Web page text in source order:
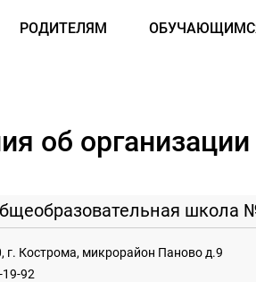
РОДИТЕЛЯМ
об организации
школа
г. Кострома, микрорайон Паново д.9
92